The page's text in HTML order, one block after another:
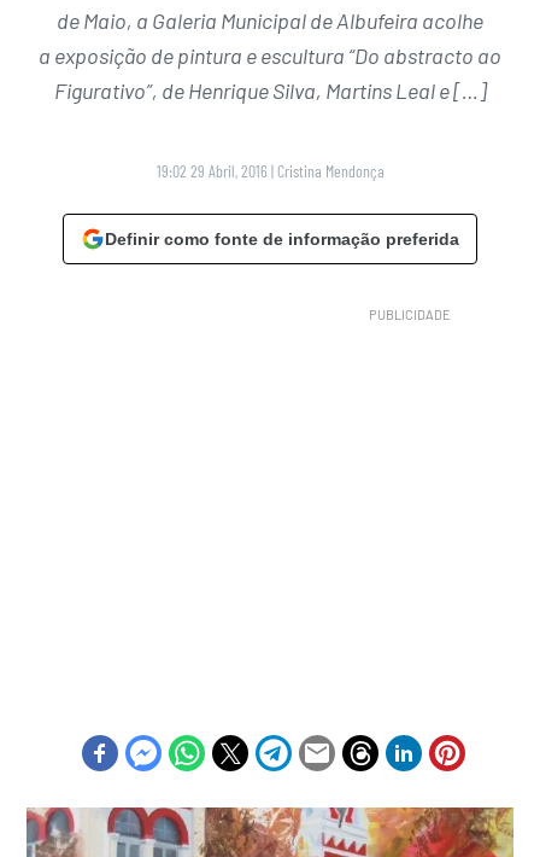
de Maio, a Galeria Municipal de Albufeira acolhe
a exposição de pintura e escultura “Do abstracto ao
Figurativo”, de Henrique Silva, Martins Leal e […]
19:02 29 Abril, 2016 | Cristina Mendonça
Definir como fonte de informação preferida